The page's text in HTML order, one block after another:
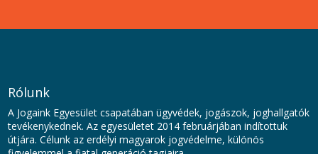
Rólunk
A Jogaink Egyesület csapatában ügyvédek, jogászok, joghallgatók
tevékenykednek. Az egyesületet 2014 februárjában indítottuk
útjára. Célunk az erdélyi magyarok jogvédelme, különös